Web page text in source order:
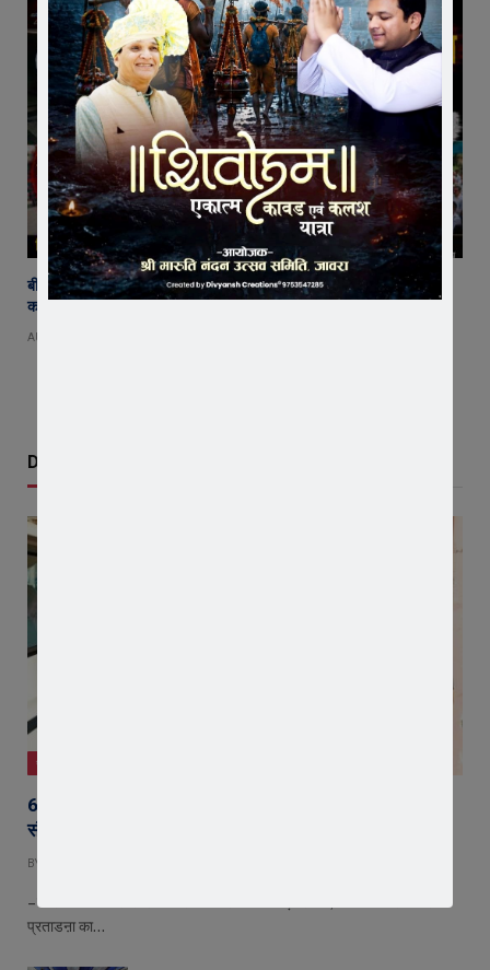
बीमा कंपनी के खिलाफ किसानों का विस्फोट ! जावरा में वाहनों की रैली, एसडीएम
कार्यालय का घेराव, ‘घोड़ारोज मारने की अनुमति दो’ की उठी मांग
AUGUST 4, 2026
Don't Miss
जावरा
65 हजार रुपए भाड़ा न देने का आरोप, ट्रक चालक ने एसडीएम को
सौंपा ज्ञापन
BY
– रतलाम की पन्नालाल शैतानमल फर्म पर बकाया भाड़ा रोकने, धमकाने और मानसिक
प्रताडऩा का…